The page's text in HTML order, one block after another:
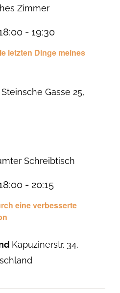
letzten Dinge meines
- 19:30
Steinsche Gasse 25,
eine verbesserte
- 20:15
Kapuzinerstr. 34,